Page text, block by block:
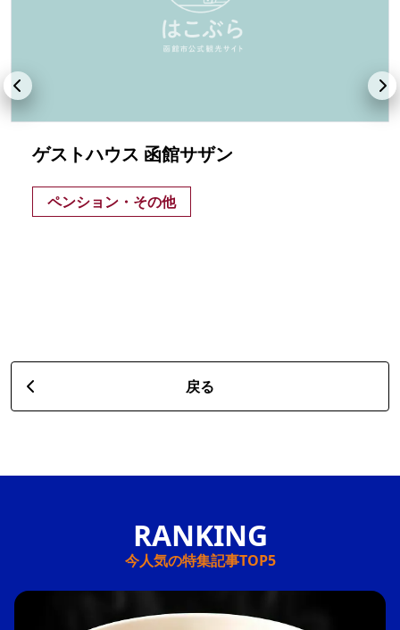
ゲストハウス 函館サザン
ペンション・その他
戻る
今人気の特集記事TOP5